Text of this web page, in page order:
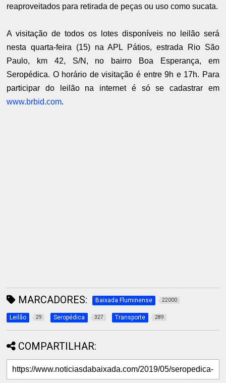
reaproveitados para retirada de peças ou uso como sucata.
A visitação de todos os lotes disponíveis no leilão será
nesta quarta-feira (15) na APL Pátios, estrada Rio São
Paulo, km 42, S/N, no bairro Boa Esperança, em
Seropédica. O horário de visitação é entre 9h e 17h. Para
participar do leilão na internet é só se cadastrar em
www.brbid.com.
MARCADORES: Baixada Fluminense 22000
Leilão 29 Seropédica 327 Transporte 289
COMPARTILHAR: